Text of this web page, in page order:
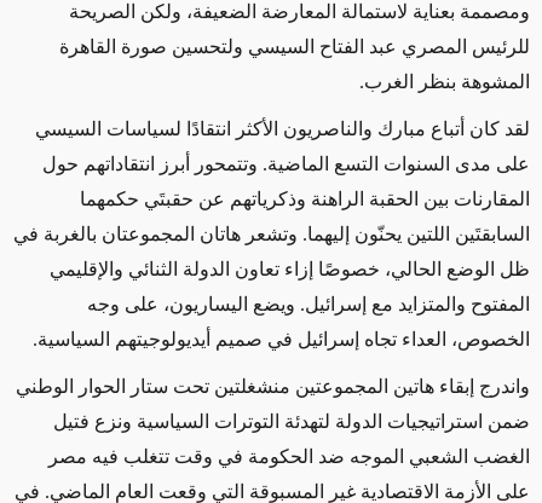
ومصممة بعناية لاستمالة المعارضة الضعيفة، ولكن الصريحة
للرئيس المصري عبد الفتاح السيسي ولتحسين صورة القاهرة
المشوهة بنظر الغرب.
لقد كان أتباع مبارك والناصريون الأكثر انتقادًا لسياسات السيسي
على مدى السنوات التسع الماضية. وتتمحور أبرز انتقاداتهم حول
المقارنات بين الحقبة الراهنة وذكرياتهم عن حقبتَي حكمهما
السابقتَين اللتين يحنّون إليهما. وتشعر هاتان المجموعتان بالغربة في
ظل الوضع الحالي، خصوصًا إزاء تعاون الدولة الثنائي والإقليمي
المفتوح والمتزايد مع إسرائيل. ويضع اليساريون، على وجه
الخصوص، العداء تجاه إسرائيل في صميم أيديولوجيتهم السياسية.
واندرج إبقاء هاتين المجموعتين منشغلتين تحت ستار الحوار الوطني
ضمن استراتيجيات الدولة لتهدئة التوترات السياسية ونزع فتيل
الغضب الشعبي الموجه ضد الحكومة في وقت تتغلب فيه مصر
على الأزمة الاقتصادية غير المسبوقة التي وقعت العام الماضي. في